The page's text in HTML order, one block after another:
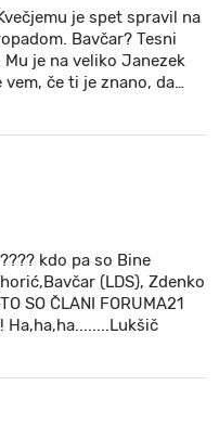
je spet spravil na
Bavčar? Tesni
je na veliko Janezek
če ti je znano, da…
kdo pa so Bine
(LDS), Zdenko
SO ČLANI FORUMA21
Ha,ha,ha........Lukšič